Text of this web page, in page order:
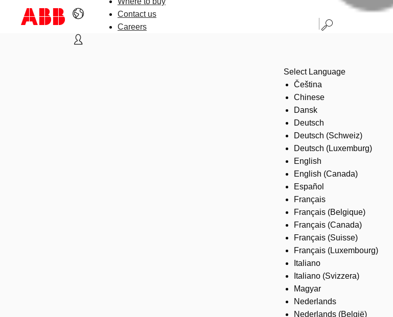
Contact us
Careers
Select Language
Čeština
Chinese
Dansk
Deutsch
Deutsch (Schweiz)
Deutsch (Luxemburg)
English
English (Canada)
Español
Français
Français (Belgique)
Français (Canada)
Français (Suisse)
Français (Luxembourg)
Italiano
Italiano (Svizzera)
Magyar
Nederlands
Nederlands (België)